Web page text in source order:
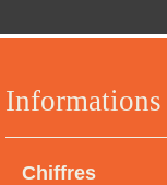
Informations
Chiffres